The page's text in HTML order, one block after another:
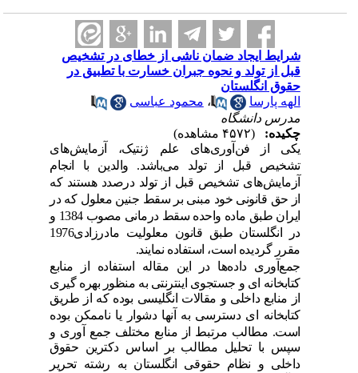
شرایط ایجاد ضمان ناشی از خطای در تشخیص
قبل از تولد و نحوه جبران خسارت با تطبیق در
حقوق انگلستان
الهه پارسا
،محمود عباسی
مدرس دانشگاه
چکیده:
یکی از فنآوریهای علم ژنتیک، آزمایشهای
تشخیص قبل از تولدمیباشد. والدین با انجام
آزمایشهای تشخیص قبل از تولدد رصددهستندکه
از حق قانونی خودمبنی بر سقط جنین معلول که د ر
ایران طبق ماده واحده سقط د
رمانی مصوب 1384 و
ر انگلستان طبق قانون معلولیت مادرزاد
ی1976
مقرر گرد یده است، استفاده نمایند.
جمعآوری د اد هها د ر این مقاله استفاده از منابع
کتابخانه ای و جستجوی اینترنتی به منظور بهره گیری
از منابع د اخلی و مقالات انگلیسی بوده که از طریق
کتابخانه ای د سترسی به آنها د شوار یا ناممکن بوده
است. مطالب مرتبط از منابع مختلف جمع آوری و
سپس با تحلیل مطالب بر اساس د کترین حقوق
اخلی و نظام حقوقی انگلستان به رشته تحریر